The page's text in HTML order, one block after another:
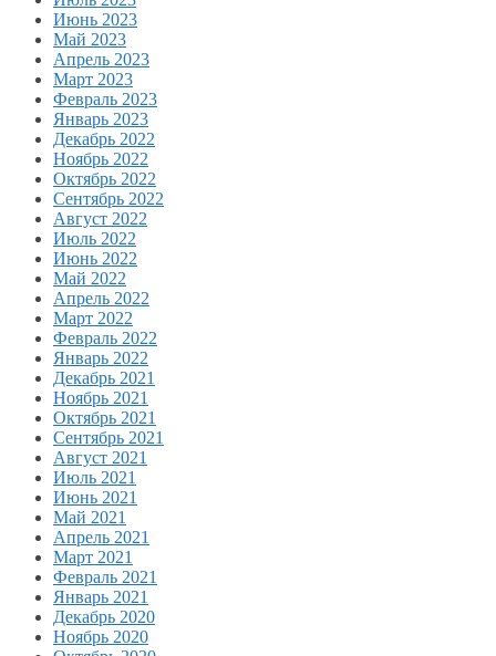
Июнь 2023
Май 2023
Апрель 2023
Март 2023
Февраль 2023
Январь 2023
Декабрь 2022
Ноябрь 2022
Октябрь 2022
Сентябрь 2022
Август 2022
Июль 2022
Июнь 2022
Май 2022
Апрель 2022
Март 2022
Февраль 2022
Январь 2022
Декабрь 2021
Ноябрь 2021
Октябрь 2021
Сентябрь 2021
Август 2021
Июль 2021
Июнь 2021
Май 2021
Апрель 2021
Март 2021
Февраль 2021
Январь 2021
Декабрь 2020
Ноябрь 2020